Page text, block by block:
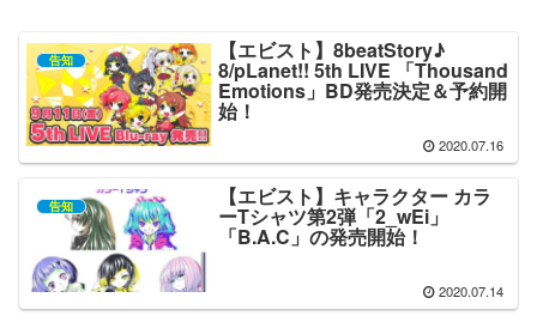
告知 【エビスト】8beatStory♪
8/pLanet!! 5th LIVE 「Thousand
Emotions」BD発売決定＆予約開
始！
2020.07.16
告知 【エビスト】キャラクター カラ
ーTシャツ第2弾「2_wEi」
「B.A.C」の発売開始！
2020.07.14